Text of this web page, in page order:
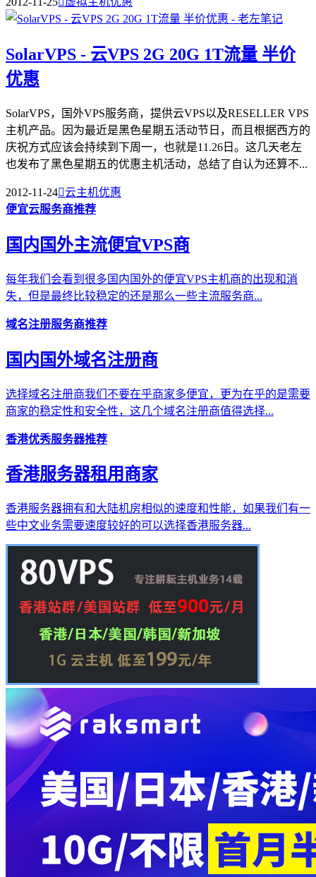
SolarVPS - 云VPS 2G 20G 1T流量 半价
优惠
SolarVPS，国外VPS服务商，提供云VPS以及RESELLER VPS
主机产品。因为最近是黑色星期五活动节日，而且根据西方的
庆祝方式应该会持续到下周一，也就是11.26日。这几天老左
也发布了黑色星期五的优惠主机活动，总结了自认为还算不...
2012-11-24云主机优惠
便宜云服务商推荐
国内国外主流便宜VPS商
每年我们会看到很多国内国外的便宜VPS主机商的出现和消
失，但是最终比较稳定的还是那么一些主流服务商...
域名注册服务商推荐
国内国外域名注册商
选择域名注册商我们不要在乎商家多便宜，更为在乎的是需要
商家的稳定性和安全性，这几个域名注册商值得选择...
香港优秀服务器推荐
香港服务器租用商家
香港服务器拥有和大陆机房相似的速度和性能，如果我们有一
些中文业务需要速度较好的可以选择香港服务器...